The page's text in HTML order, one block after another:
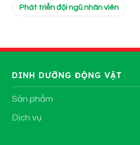
Phát triển đội ngũ nhân viên
DINH DƯỠNG ĐỘNG VẬT
Sản phẩm
Dịch vụ